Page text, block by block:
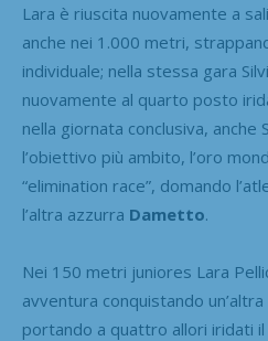
Lara è riuscita nuovamente a
anche nei 1.000 metri,
individuale; nella stessa gara
nuovamente al quarto posto
nella giornata conclusiva, anche
l’obiettivo più ambito, l’oro
“elimination race”, domando
l’altra azzurra Dametto.
Nei 150 metri juniores Lara
avventura conquistando
portando a quattro allori iridati